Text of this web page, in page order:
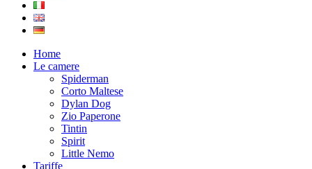
Home
Le camere
Spiderman
Corto Maltese
Dylan Dog
Zio Paperone
Tintin
Spirit
Little Nemo
Tariffe